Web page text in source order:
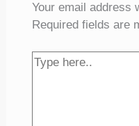
Your email address
Required fields are
Type